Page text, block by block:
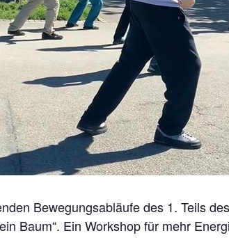
Bewegungsabläufe des 1. Teils
Baum“. Ein Workshop für mehr